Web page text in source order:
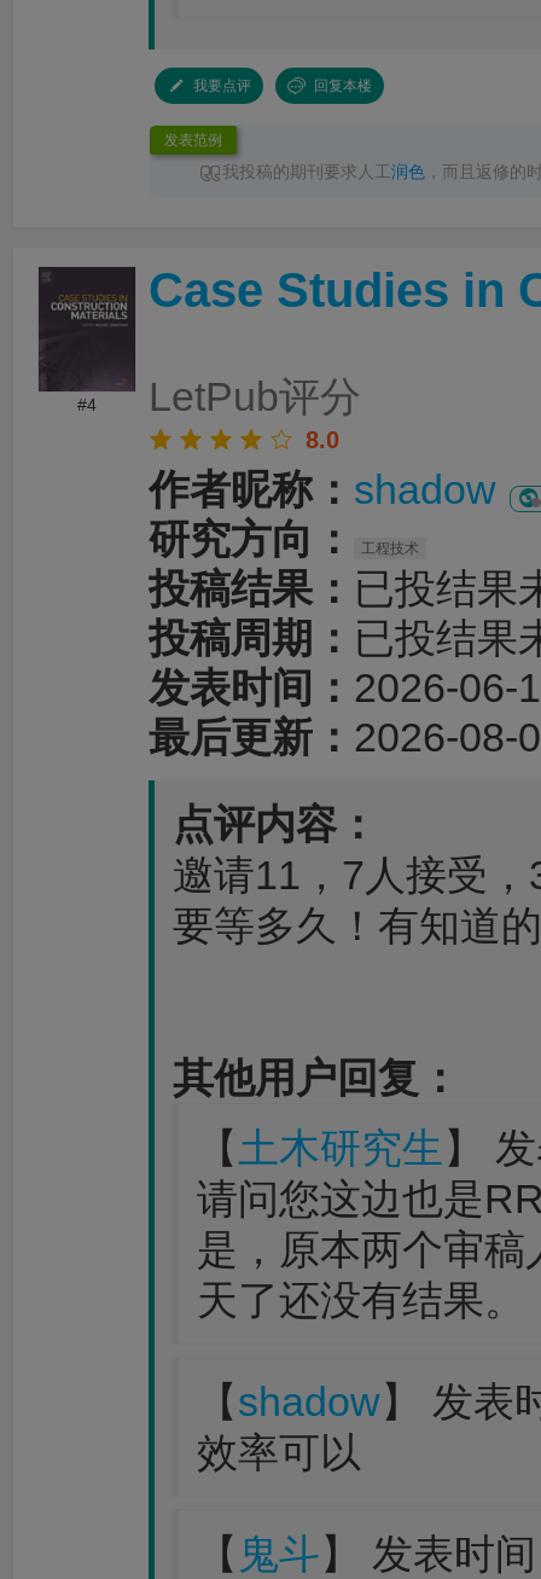
我要点评 回复本楼
发表范例
我投稿的期刊要求人工润色 ，而且返修的
#4
Case Studies in
LetPub评分
8.0
作者昵称： shadow
研究方向： 工程技术
投稿结果： 已投结果
投稿周期： 已投结果
发表时间： 2026-06-
最后更新： 2026-08-
点评内容：
邀请11，7人接受
要等多久！有知道
其他用户回复：
【 土木研究生 】
请问您这边也是
是，原本两个审
天了还没有结果。
【shadow】 发表
效率可以
【 鬼斗】 发表时